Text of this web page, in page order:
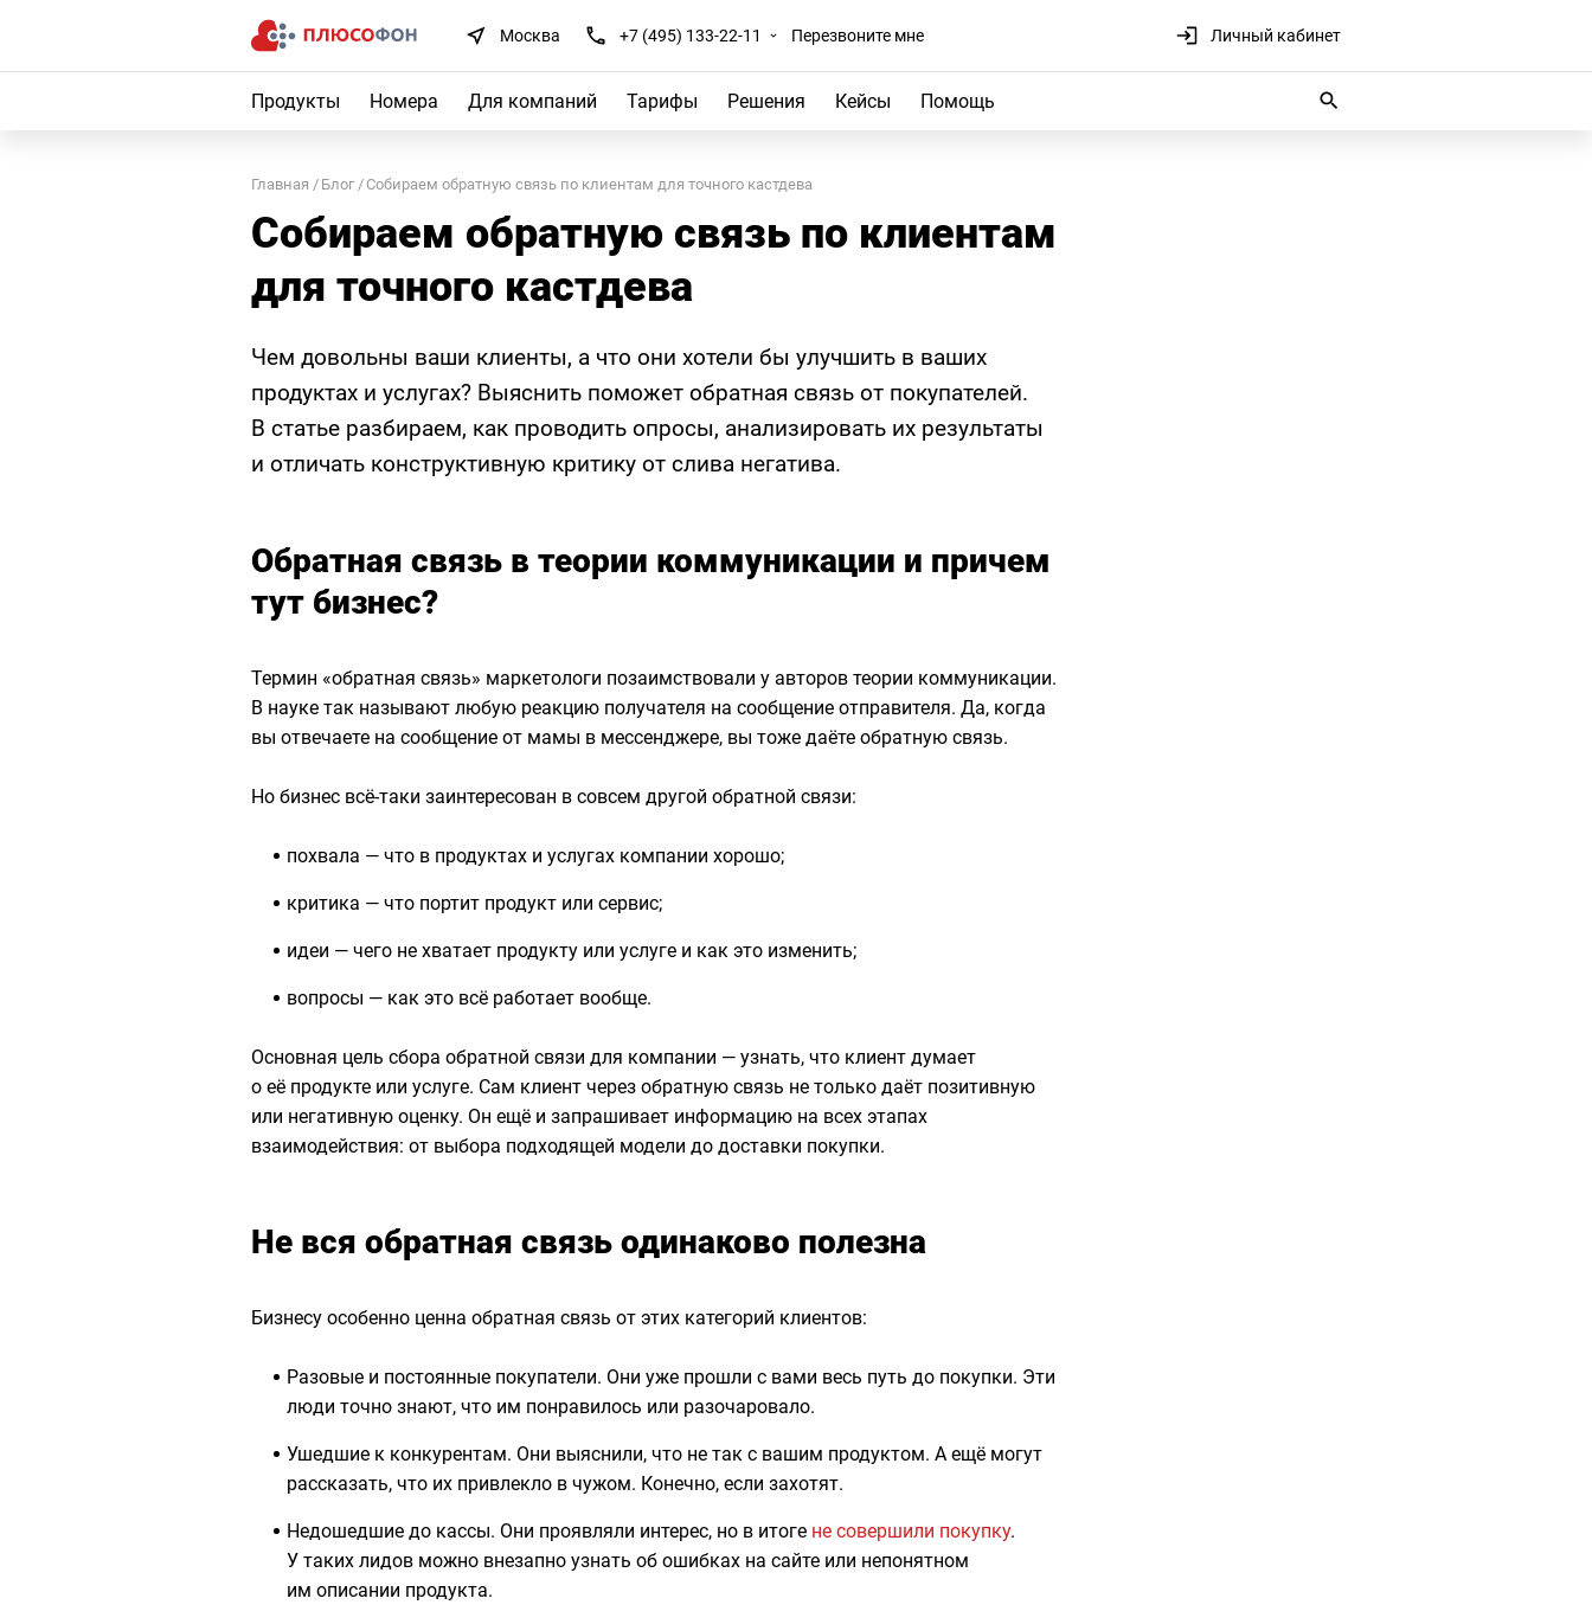
Москва +7 (495) 133-22-11 Перезвоните мне Личный кабинет
Продукты Номера Для компаний Тарифы Решения Кейсы Помощь
Главная Блог Собираем обратную связь по клиентам для точного кастдева
Собираем обратную связь по клиентам
для точного кастдева
Чем довольны ваши клиенты, а что они хотели бы улучшить в ваших
продуктах и услугах? Выяснить поможет обратная связь от покупателей.
В статье разбираем, как проводить опросы, анализировать их результаты
и отличать конструктивную критику от слива негатива.
Обратная связь в теории коммуникации и причем
тут бизнес?
Термин «обратная связь» маркетологи позаимствовали у авторов теории коммуникации.
В науке так называют любую реакцию получателя на сообщение отправителя. Да, когда
вы отвечаете на сообщение от мамы в мессенджере, вы тоже даёте обратную связь.
Но бизнес всё-таки заинтересован в совсем другой обратной связи:
похвала — что в продуктах и услугах компании хорошо;
критика — что портит продукт или сервис;
идеи — чего не хватает продукту или услуге и как это изменить;
вопросы — как это всё работает вообще.
Основная цель сбора обратной связи для компании — узнать, что клиент думает
о её продукте или услуге. Сам клиент через обратную связь не только даёт позитивную
или негативную оценку. Он ещё и запрашивает информацию на всех этапах
взаимодействия: от выбора подходящей модели до доставки покупки.
Не вся обратная связь одинаково полезна
Бизнесу особенно ценна обратная связь от этих категорий клиентов:
Разовые и постоянные покупатели. Они уже прошли с вами весь путь до покупки. Эти
люди точно знают, что им понравилось или разочаровало.
Ушедшие к конкурентам. Они выяснили, что не так с вашим продуктом. А ещё могут
рассказать, что их привлекло в чужом. Конечно, если захотят.
Недошедшие до кассы. Они проявляли интерес, но в итоге не совершили покупку.
У таких лидов можно внезапно узнать об ошибках на сайте или непонятном
им описании продукта.